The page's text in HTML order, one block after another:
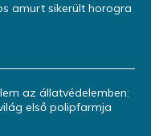
amurt sikerült horogra
az állatvédelemben:
első polipfarmja